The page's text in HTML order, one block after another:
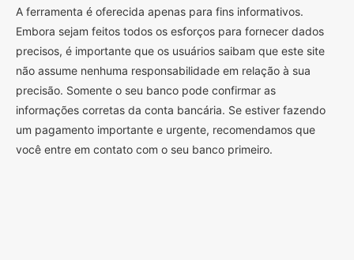
A ferramenta é oferecida apenas para fins informativos.
Embora sejam feitos todos os esforços para fornecer dados
precisos, é importante que os usuários saibam que este site
não assume nenhuma responsabilidade em relação à sua
precisão. Somente o seu banco pode confirmar as
informações corretas da conta bancária. Se estiver fazendo
um pagamento importante e urgente, recomendamos que
você entre em contato com o seu banco primeiro.